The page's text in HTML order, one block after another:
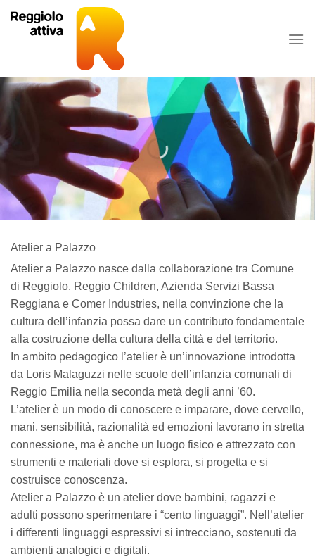
Skip
Atelier a Palazzo
Atelier a Palazzo nasce dalla collaborazione tra Comune
di Reggiolo, Reggio Children, Azienda Servizi Bassa
Reggiana e Comer Industries, nella convinzione che la
cultura dell’infanzia possa dare un contributo fondamentale
alla costruzione della cultura della città e del territorio.
In ambito pedagogico l’atelier è un’innovazione introdotta
da Loris Malaguzzi nelle scuole dell’infanzia comunali di
Reggio Emilia nella seconda metà degli anni ’60.
L’atelier è un modo di conoscere e imparare, dove cervello,
mani, sensibilità, razionalità ed emozioni lavorano in stretta
connessione, ma è anche un luogo fisico e attrezzato con
strumenti e materiali dove si esplora, si progetta e si
costruisce conoscenza.
Atelier a Palazzo è un atelier dove bambini, ragazzi e
adulti possono sperimentare i “cento linguaggi”. Nell’atelier
i differenti linguaggi espressivi si intrecciano, sostenuti da
ambienti analogici e digitali.